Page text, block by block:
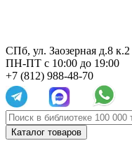
СПб, ул. Заозерная д.8 к.2
ПН-ПТ с 10:00 до 19:00
+7 (812) 988-48-70
Каталог товаров